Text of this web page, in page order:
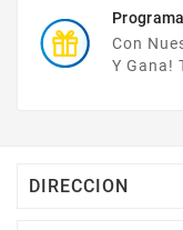
Con
Y Gana!
DIRECCION